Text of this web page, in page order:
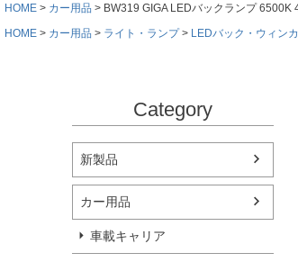
HOME カー用品
BW319 GIGA LEDバックランプ 6500K
HOME
カー用品 ライト・ランプ LEDバック・ウィン
Category
新製品
カー用品
車載キャリア